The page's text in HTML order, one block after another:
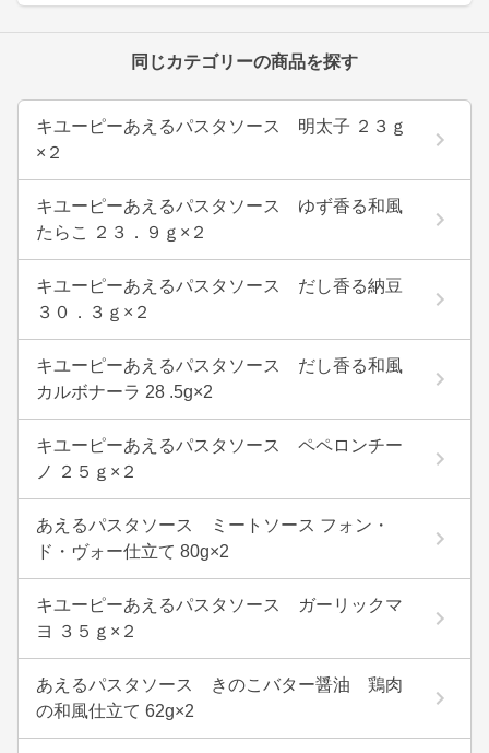
同じカテゴリーの商品を探す
キユーピーあえるパスタソース 明太子 ２３ｇ
×２
キユーピーあえるパスタソース ゆず香る和風
たらこ ２３．９ｇ×２
キユーピーあえるパスタソース だし香る納豆
３０．３ｇ×２
キユーピーあえるパスタソース だし香る和風
カルボナーラ 28 .5g×2
キユーピーあえるパスタソース ペペロンチー
ノ ２５ｇ×２
あえるパスタソース ミートソース フォン・
ド・ヴォー仕立て 80g×2
キユーピーあえるパスタソース ガーリックマ
ヨ ３５ｇ×２
あえるパスタソース きのこバター醤油 鶏肉
の和風仕立て 62g×2